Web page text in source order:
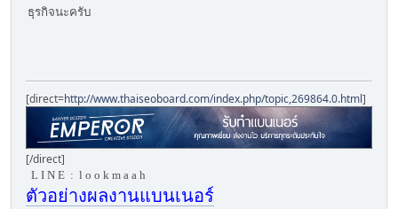
ธุรกิจนะครับ
[direct=http://www.thaiseoboard.com/index.php/topic,269864.0.html]
[/direct]
L I N E : l o o k m a a h
ตัวอย่างผลงานแบนเนอร์